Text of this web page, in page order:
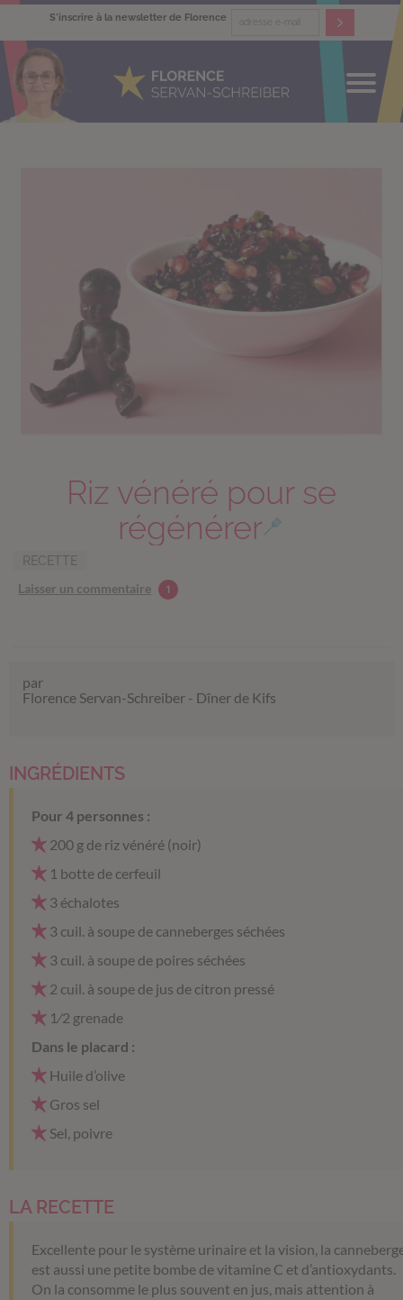
S'inscrire à la newsletter de Florence
Riz vénéré pour se
régénérer
RECETTE
Laisser un commentaire 1
par
Florence Servan-Schreiber - Dîner de Kifs
INGRÉDIENTS
Pour 4 personnes :
200 g de riz vénéré (noir)
1 botte de cerfeuil
3 échalotes
3 cuil. à soupe de canneberges séchées
3 cuil. à soupe de poires séchées
2 cuil. à soupe de jus de citron pressé
1⁄2 grenade
Dans le placard :
Huile d’olive
Gros sel
Sel, poivre
LA RECETTE
Excellente pour le système urinaire et la vision, la
est aussi une petite bombe de vitamine C et d’antioxydants.
On la consomme le plus souvent en jus, mais attention à